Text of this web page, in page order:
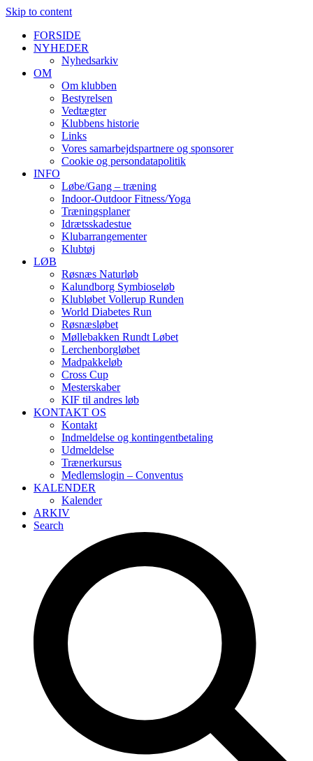
Skip to content
FORSIDE
NYHEDER
Nyhedsarkiv
OM
Om klubben
Bestyrelsen
Vedtægter
Klubbens historie
Links
Vores samarbejdspartnere og sponsorer
Cookie og persondatapolitik
INFO
Løbe/Gang – træning
Indoor-Outdoor Fitness/Yoga
Træningsplaner
Idrætsskadestue
Klubarrangementer
Klubtøj
LØB
Røsnæs Naturløb
Kalundborg Symbioseløb
Klubløbet Vollerup Runden
World Diabetes Run
Røsnæsløbet
Møllebakken Rundt Løbet
Lerchenborgløbet
Madpakkeløb
Cross Cup
Mesterskaber
KIF til andres løb
KONTAKT OS
Kontakt
Indmeldelse og kontingentbetaling
Udmeldelse
Trænerkursus
Medlemslogin – Conventus
KALENDER
Kalender
ARKIV
Search